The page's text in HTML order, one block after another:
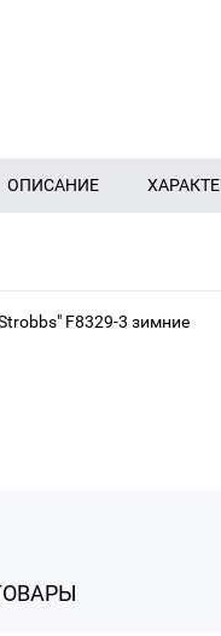
ОПИСАНИЕ
F8329-3 зимние